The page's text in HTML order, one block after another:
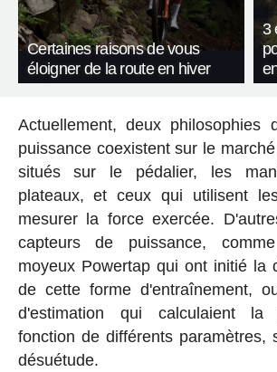
Certaines raisons de vous
éloigner de la route en hiver
3
Actuellement, deux philosophies
puissance coexistent sur le
situés sur le pédalier, les
plateaux, et ceux qui utilisent
mesurer la force exercée.
capteurs de puissance,
moyeux Powertap qui ont initié la
de cette forme d'entraînement,
d'estimation qui calculaient la
fonction de différents paramètres,
désuétude.